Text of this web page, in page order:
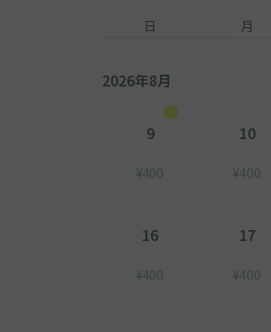
日 月
2026年8月
9
¥400
10
¥400
16
¥400
17
¥400